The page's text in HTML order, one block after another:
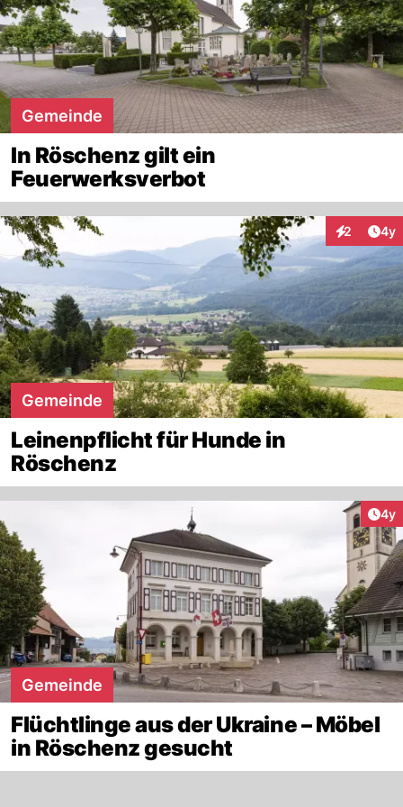
Gemeinde
In Röschenz gilt ein
Feuerwerksverbot
2 4y
Gemeinde
Leinenpflicht für Hunde in
Röschenz
4y
Gemeinde
Flüchtlinge aus der Ukraine – Möbel
in Röschenz gesucht